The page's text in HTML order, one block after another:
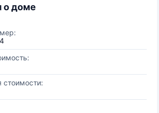
о доме
стоимости: